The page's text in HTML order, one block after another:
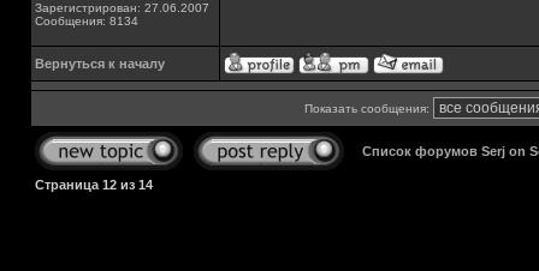
Зарегистрирован: 27.06.2007
Сообщения: 8134
Вернуться к началу
Показать сообщения:
Список форумов Serj on
Страница 12 из 14